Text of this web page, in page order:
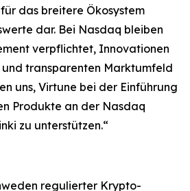
das breitere Ökosystem
dar. Bei Nasdaq bleiben
verpflichtet, Innovationen
transparenten Marktumfeld
uns, Virtune bei der Einführung
Produkte an der Nasdaq
zu unterstützen.“
regulierter Krypto-